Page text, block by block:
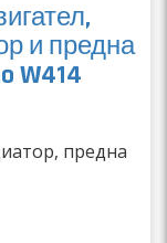
и предна
W414
предна